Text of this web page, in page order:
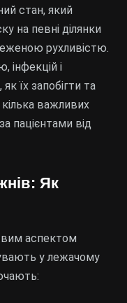
стан, який
на певні ділянки
рухливістю.
інфекцій і
їх запобігти та
кілька важливих
пацієнтами від
Як
аспектом
у лежачому